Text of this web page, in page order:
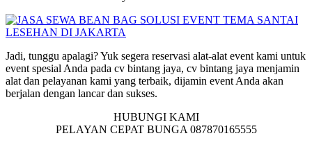
Jadi, tunggu apalagi? Yuk segera reservasi alat-alat event kami untuk
event spesial Anda pada cv bintang jaya, cv bintang jaya menjamin
alat dan pelayanan kami yang terbaik, dijamin event Anda akan
berjalan dengan lancar dan sukses.
HUBUNGI KAMI
PELAYAN CEPAT BUNGA 087870165555